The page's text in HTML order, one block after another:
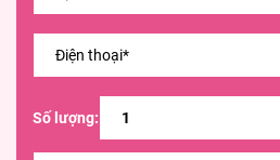
Số lượng: